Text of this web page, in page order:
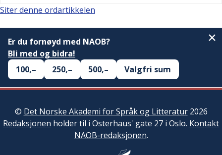
Siter denne ordartikkelen
Er du fornøyd med NAOB?
Bli med og bidra!
100,–
250,– 500,– Valgfri sum
© Det Norske Akademi for Språk og Litteratur2026
Redaksjonen holder til i Osterhaus' gate 27 i Oslo. Kontakt
NAOB-redaksjonen.